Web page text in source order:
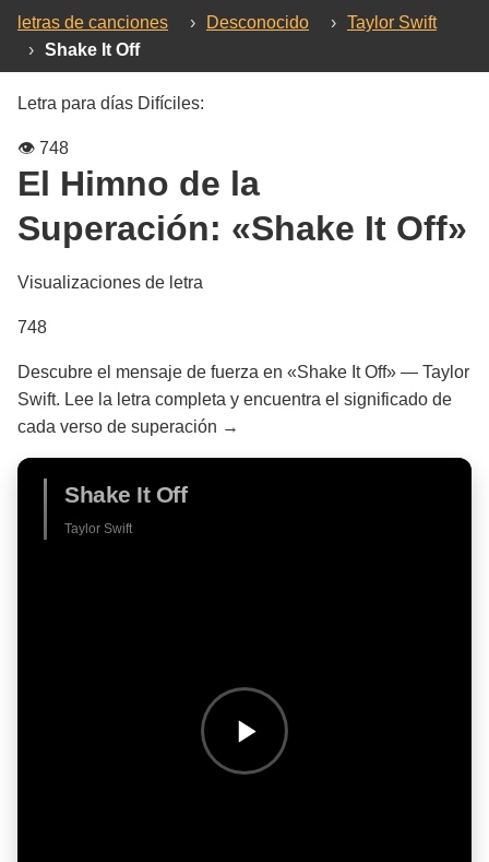
letras de canciones › Desconocido › Taylor Swift
› Shake It Off
Letra para días Difíciles:
👁️ 748
El Himno de la
Superación: «Shake It Off»
Visualizaciones de letra
748
Descubre el mensaje de fuerza en «Shake It Off» — Taylor
Swift. Lee la letra completa y encuentra el significado de
cada verso de superación →
Shake It Off
Taylor Swift